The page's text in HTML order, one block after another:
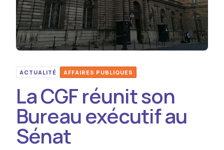
ACTUALITÉ AFFAIRES PUBLIQUES
La CGF réunit son
Bureau exécutif au
Sénat